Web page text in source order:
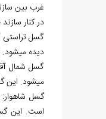
غرب بین
در کنار
گسل تراستی
دیده می‏شود.
گسل شمال
می‏شود. این